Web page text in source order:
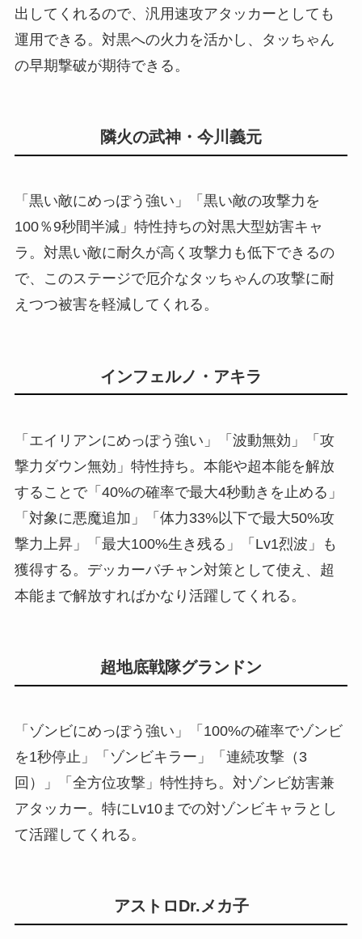
出してくれるので、汎用速攻アタッカーとしても
運用できる。対黒への火力を活かし、タッちゃん
の早期撃破が期待できる。
隣火の武神・今川義元
「黒い敵にめっぽう強い」「黒い敵の攻撃力を
100％9秒間半減」特性持ちの対黒大型妨害キャ
ラ。対黒い敵に耐久が高く攻撃力も低下できるの
で、このステージで厄介なタッちゃんの攻撃に耐
えつつ被害を軽減してくれる。
インフェルノ・アキラ
「エイリアンにめっぽう強い」「波動無効」「攻
撃力ダウン無効」特性持ち。本能や超本能を解放
することで「40%の確率で最大4秒動きを止める」
「対象に悪魔追加」「体力33%以下で最大50%攻
撃力上昇」「最大100%生き残る」「Lv1烈波」も
獲得する。デッカーバチャン対策として使え、超
本能まで解放すればかなり活躍してくれる。
超地底戦隊グランドン
「ゾンビにめっぽう強い」「100%の確率でゾンビ
を1秒停止」「ゾンビキラー」「連続攻撃（3
回）」「全方位攻撃」特性持ち。対ゾンビ妨害兼
アタッカー。特にLv10までの対ゾンビキャラとし
て活躍してくれる。
アストロDr.メカ子